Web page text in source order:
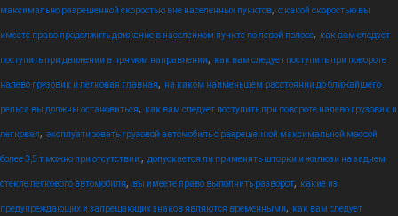
максимально разрешенной скоростью вне населенных пунктов, с какой скоростью вы
имеете право продолжить движение в населенном пункте по левой полосе, как вам следует
поступить при движении в прямом направлении, как вам следует поступить при повороте
налево грузовик и легковая главная, на каком наименьшем расстоянии до ближайшего
рельса вы должны остановиться, как вам следует поступить при повороте налево грузовик и
легковая, эксплуатировать грузовой автомобиль с разрешенной максимальной массой
более 3,5 т можно при отсутствии:, допускается ли применять шторки и жалюзи на заднем
стекле легкового автомобиля, вы имеете право выполнить разворот, какие из
предупреждающих и запрещающих знаков являются временными, как вам следует